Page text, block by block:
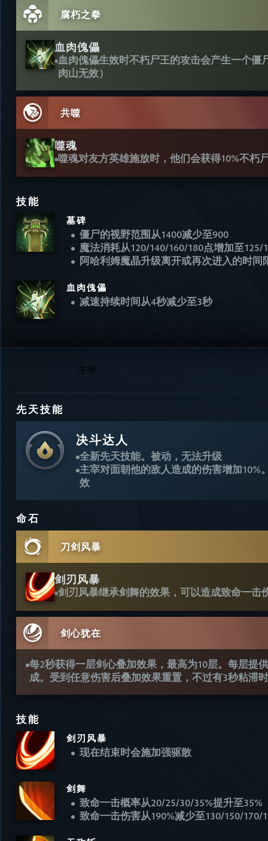
腐朽之拳
血肉傀儡
血肉傀儡生效时不朽尸王的攻击会产生一个僵
肉山无效）
共噬
噬魂
噬魂对友方英雄施放时，他们会获得10%不朽
技能
墓碑
僵尸的视野范围从1400减少至900
魔法消耗从120/140/160/180点增加至125/
阿哈利姆魔晶升级离开或再次进入的时间
血肉傀儡
减速持续时间从4秒减少至3秒
主宰
先天技能
决斗达人
全新先天技能。被动，无法升级
主宰对面朝他的敌人造成的伤害增加10%
效
命石
刀剑风暴
剑刃风暴
剑刃风暴继承剑舞的效果，可以造成致命一击
剑心犹在
每2秒获得一层剑心叠加效果，最高为10层。每层提
成。受到任意伤害后叠加效果重置，不过有3秒粘滞
技能
剑刃风暴
现在结束时会施加强驱散
剑舞
致命一击概率从20/25/30/35%提升至35%
致命一击伤害从190%减少至130/150/170/